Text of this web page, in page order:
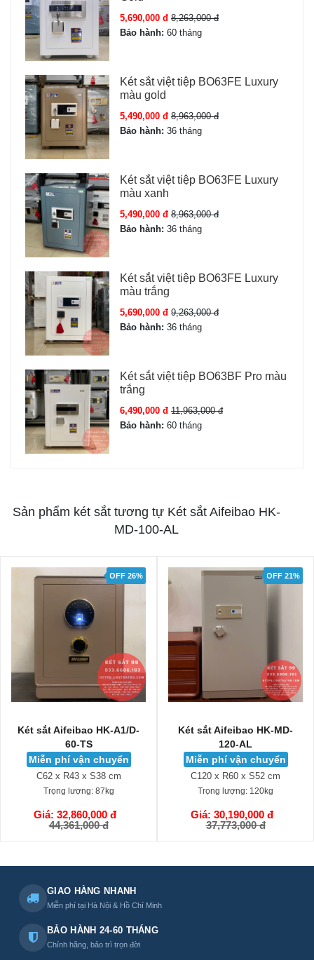
5,690,000 đ 8,263,000 đ
Bảo hành: 60 tháng
Két sắt việt tiệp BO63FE Luxury
màu gold
5,490,000 đ 8,963,000 đ
Bảo hành: 36 tháng
Két sắt việt tiệp BO63FE Luxury
màu xanh
5,490,000 đ 8,963,000 đ
Bảo hành: 36 tháng
Két sắt việt tiệp BO63FE Luxury
màu trắng
5,690,000 đ 9,263,000 đ
Bảo hành: 36 tháng
Két sắt việt tiệp BO63BF Pro màu
trắng
6,490,000 đ 11,963,000 đ
Bảo hành: 60 tháng
Sản phẩm két sắt tương tự Két sắt Aifeibao HK-
MD-100-AL
OFF 21%
Két sắt Aifeibao HK-MD-
120-AL
Miễn phí vận chuyển
C120 x R60 x S52 cm
Trọng lượng:120kg
Giá: 30,190,000 đ
37,773,000 đ
GIỎ HÀNG
OFF 29%
Két sắt Aifeibao HK-A1D-
100-HM
Miễn phí vận chuyển
C100 x R52 x S44 cm
Trọng lượng: 158kg
Giá: 33,490,000 đ
46,723,500 đ
GIỎ HÀNG
GIAO HÀNG NHANH
Miễn phí tại Hà Nội & Hồ Chí Minh
BẢO HÀNH 24-60 THÁNG
Chính hãng, bảo trì trọn đời